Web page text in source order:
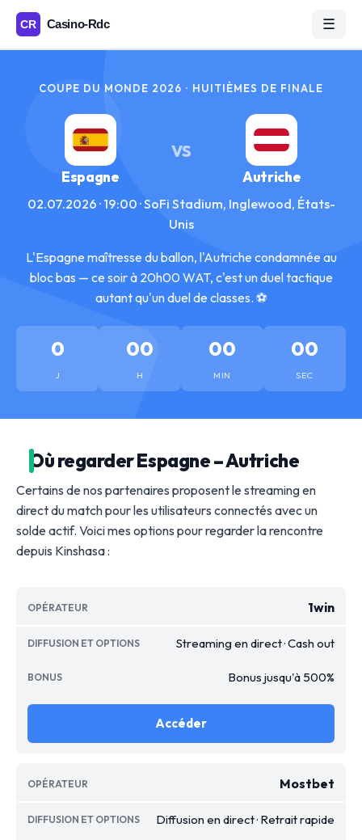
☰
COUPE DU MONDE 2026 · HUITIÈMES DE FINALE
Espagne
VS
Autriche
02.07.2026 · 19:00 · SoFi Stadium, Inglewood, États-
Unis
L'Espagne maîtresse du ballon, l'Autriche condamnée au
bloc bas — ce soir à 20h00 WAT, c'est un duel tactique
autant qu'un duel de classes. ⚽
0
J
00
H
00
MIN
00
SEC
Où regarder Espagne – Autriche
Certains de nos partenaires proposent le streaming en
direct du match pour les utilisateurs connectés avec un
solde actif. Voici mes options pour regarder la rencontre
depuis Kinshasa :
1win
Streaming en direct · Cash out
Bonus jusqu'à 500%
Accéder
Mostbet
Diffusion en direct · Retrait rapide